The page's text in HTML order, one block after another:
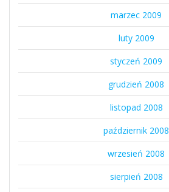
marzec 2009
luty 2009
styczeń 2009
grudzień 2008
listopad 2008
październik 2008
wrzesień 2008
sierpień 2008